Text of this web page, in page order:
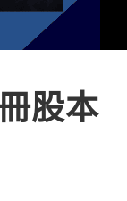
股本